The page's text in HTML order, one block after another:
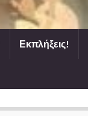
Εκπλήξεις!